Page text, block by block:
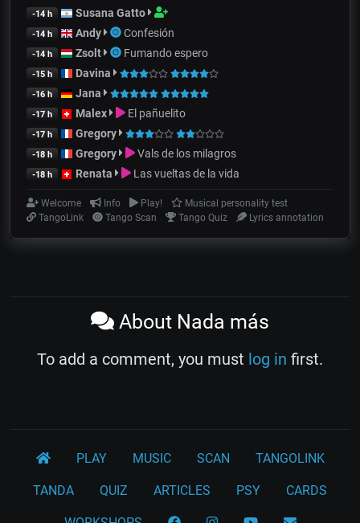
-14 h Susana Gatto
-14 h Andy Confesión
-14 h Zsolt Fumando espero
-15 h Davina
-16 h Jana
-17 h Malex El pañuelito
-17 h Gregory
-18 h Gregory Vals de los milagros
-18 h Renata Las vueltas de la vida
Welcome Info Play!
Musical personality test
TangoLink
Tango Scan Tango Quiz Lyrics annotation
About Nada más
To add a comment, you must log in first.
PLAY MUSIC SCAN TANGOLINK
TANDA QUIZ ARTICLES PSY CARDS